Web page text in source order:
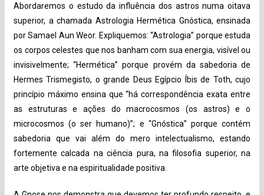
Abordaremos o estudo da influência dos astros numa oitava
superior, a chamada Astrologia Hermética Gnóstica, ensinada
por Samael Aun Weor. Expliquemos: “Astrologia” porque estuda
os corpos celestes que nos banham com sua energia, visível ou
invisivelmente; “Hermética” porque provém da sabedoria de
Hermes Trismegisto, o grande Deus Egípcio Íbis de Toth, cujo
princípio máximo ensina que “há correspondência exata entre
as estruturas e ações do macrocosmos (os astros) e o
microcosmos (o ser humano)”; e “Gnóstica” porque contém
sabedoria que vai além do mero intelectualismo, estando
fortemente calcada na ciência pura, na filosofia superior, na
arte objetiva e na espiritualidade positiva.